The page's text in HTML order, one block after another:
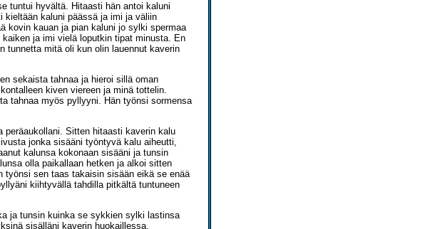
tuntui hyvältä. Hitaasti hän antoi kaluni
kieltään kaluni päässä ja imi ja väliin
kovin kauan ja pian kaluni jo sylki spermaa
ja imi vielä loputkin tipat minusta. En
tunnetta mitä oli kun olin lauennut kaverin
sekaista tahnaa ja hieroi sillä oman
kiven viereen ja minä tottelin.
tahnaa myös pyllyyni. Hän työnsi sormensa
Sitten hitaasti kaverin kalu
jonka sisääni työntyvä kalu aiheutti,
kalunsa kokonaan sisääni ja tunsin
olla paikallaan hetken ja alkoi sitten
työnsi sen taas takaisin sisään eikä se enää
kiihtyvällä tahdilla pitkältä tuntuneen
ja tunsin kuinka se sykkien sylki lastinsa
sisälläni kaverin huokaillessa.